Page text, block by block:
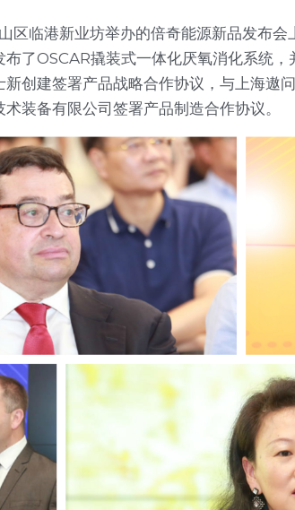
区临港新业坊举办的倍奇能源新品发布会
了OSCAR撬装式一体化厌氧消化系统，
创建签署产品战略合作协议，与上海遨
装备有限公司签署产品制造合作协议。